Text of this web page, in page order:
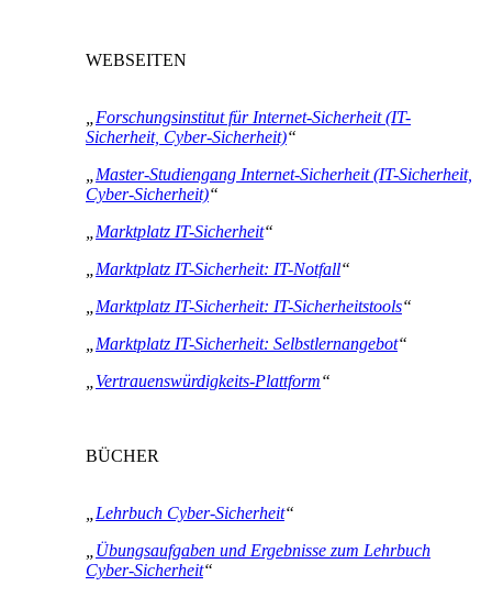
WEBSEITEN
„Forschungsinstitut für Internet-Sicherheit (IT-
Sicherheit, Cyber-Sicherheit)“
„Master-Studiengang Internet-Sicherheit (IT-Sicherheit,
Cyber-Sicherheit)“
„Marktplatz IT-Sicherheit“
„Marktplatz IT-Sicherheit: IT-Notfall“
„Marktplatz IT-Sicherheit: IT-Sicherheitstools“
„Marktplatz IT-Sicherheit: Selbstlernangebot“
„Vertrauenswürdigkeits-Plattform“
BÜCHER
„Lehrbuch Cyber-Sicherheit“
„Übungsaufgaben und Ergebnisse zum Lehrbuch
Cyber-Sicherheit“